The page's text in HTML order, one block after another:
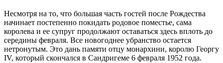
Несмотря на то, что большая часть гостей после Рождества
начинает постепенно покидать родовое поместье, сама
королева и ее супруг продолжают оставаться здесь вплоть до
середины февраля. Все новогоднее убранство остается
нетронутым. Это дань памяти отцу монархини, королю Георгу
IV, который скончался в Сандригеме 6 февраля 1952 года.